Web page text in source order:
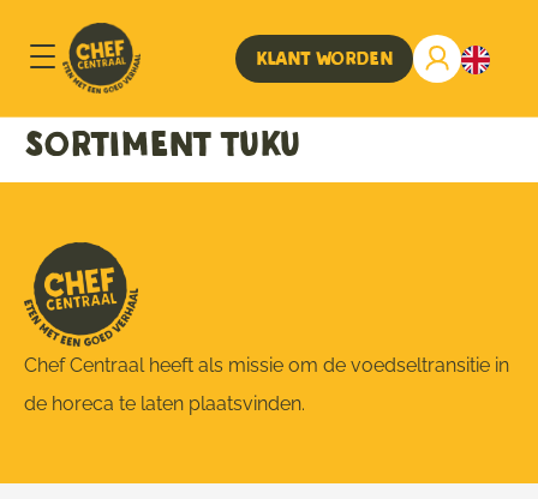
Klant worden
sortiment TUKU
Chef Centraal heeft als missie om de voedseltransitie in
de horeca te laten plaatsvinden.